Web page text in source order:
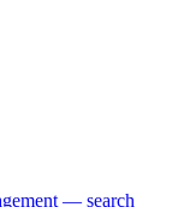
— search